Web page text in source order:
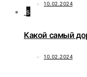
10.02.2024
5
Какой самый
10.02.2024